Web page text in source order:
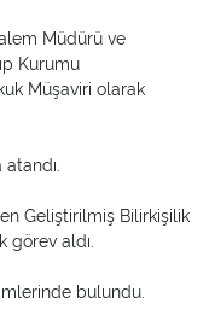
Müdürü ve
Kurumu
Müşaviri olarak
Geliştirilmiş Bilirkişilik
aldı.
bulundu.